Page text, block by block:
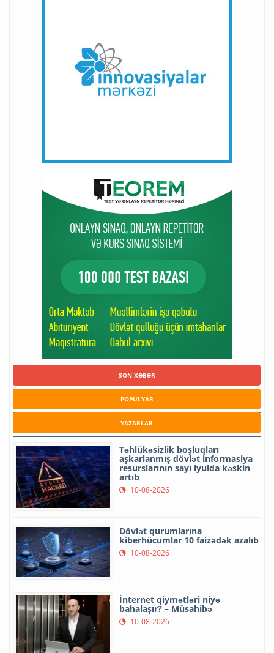
SON XƏBƏR
POPULYAR
YAZARLAR
Təhlükəsizlik boşluqları
aşkarlanmış dövlət informasiya
resurslarının sayı iyulda kəskin
artıb
10-08-2026
Dövlət qurumlarına
kiberhücumlar 10 faizədək azalıb
10-08-2026
İnternet qiymətləri niyə
bahalaşır? – Müsahibə
10-08-2026